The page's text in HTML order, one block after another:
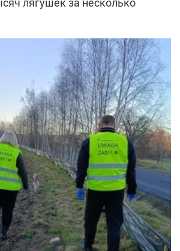
лягушек за несколько